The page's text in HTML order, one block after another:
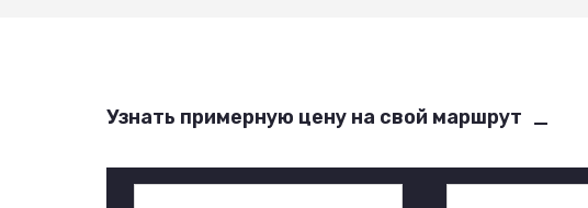
Узнать примерную цену на свой маршрут